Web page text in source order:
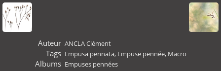
Auteur ANCLA Clément
Tags Empusa pennata, Empuse pennée, Macro
Albums Empuses pennées